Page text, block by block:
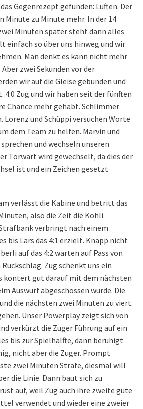
Gegenrezept gefunden: Lüften. Der
Minute zu Minute mehr. In der 14
Minuten später steht dann alles
einfach so über uns hinweg und wir
Man denkt es kann nicht mehr
zwei Sekunden vor der
wir auf die Gleise gebunden und
4:0 Zug und wir haben seit der fünften
Chance mehr gehabt. Schlimmer
Lorenz und Schüppi versuchen Worte
dem Team zu helfen. Marvin und
und wechseln unseren
Torwart wird gewechselt, da dies der
ist und ein Zeichen gesetzt
verlässt die Kabine und betritt das
also die Zeit die Kohli
verbringt nach einem
bis Lars das 4:1 erzielt. Knapp nicht
auf das 4:2 warten auf Pass von
Zug schenkt uns ein
kontert gut darauf mit dem nächsten
Auswurf abgeschossen wurde. Die
die nächsten zwei Minuten zu viert.
Unser Powerplay zeigt sich von
verkürzt die Zuger Führung auf ein
bis zur Spielhälfte, dann beruhigt
nicht aber die Zuger. Prompt
zwei Minuten Strafe, diesmal will
die Linie. Dann baut sich zu
auf, weil Zug auch ihre zweite gute
verwendet und wieder eine zweier